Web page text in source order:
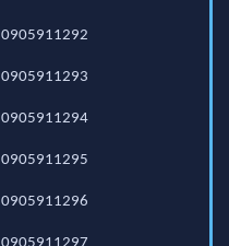
0905911292
0905911293
0905911294
0905911295
0905911296